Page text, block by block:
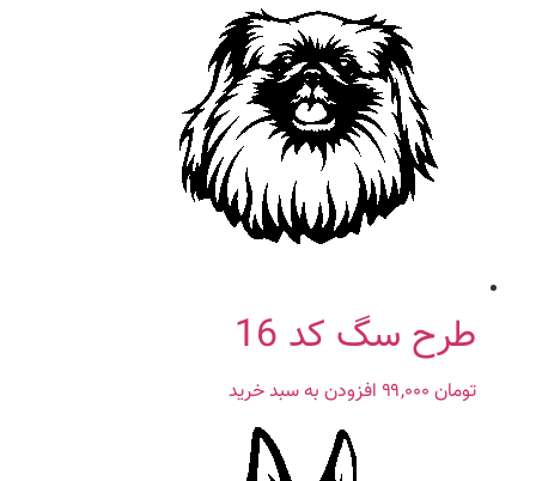
طرح سگ کد 16
تومان افزودن به سبد خرید